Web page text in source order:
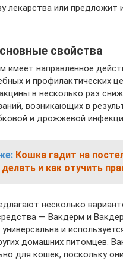
лекарства или предложит
свойства
имеет направленное
и профилактических
в несколько раз
возникающих в
и дрожжевой
Кошка гадит на
и как отучить
несколько
— Вакдерм и
и
домашних питомцев.
для кошек, поскольку